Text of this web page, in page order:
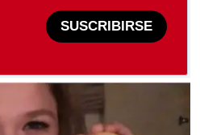
SUSCRIBIRSE